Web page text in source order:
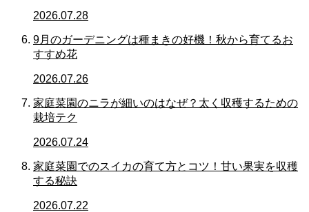
2026.07.28
9月のガーデニングは種まきの好機！秋から育てるお
すすめ花
2026.07.26
家庭菜園のニラが細いのはなぜ？太く収穫するための
栽培テク
2026.07.24
家庭菜園でのスイカの育て方とコツ！甘い果実を収穫
する秘訣
2026.07.22